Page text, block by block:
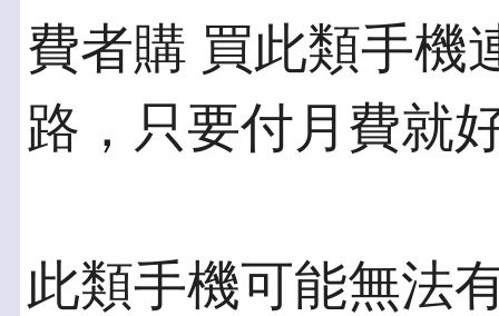
費者購 買此類手機
路，只要付月費就
此類手機可能無法